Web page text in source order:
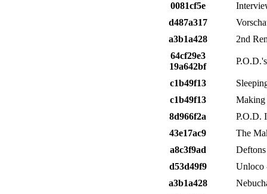
0081cf5e
d487a317
a3b1a428
2nd
64cf29e3
19a642bf
c1b49f13
c1b49f13
Making
8d966f2a
P.O.D.
43e17ac9
The
a8c3f9ad
d53d49f9
Unloco
a3b1a428